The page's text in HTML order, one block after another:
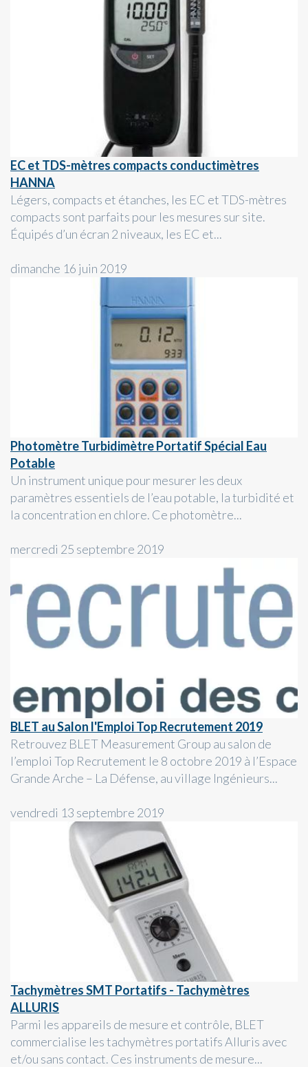
EC et TDS-mètres compacts conductimètres
HANNA
Légers, compacts et étanches, les EC et TDS-mètres
compacts sont parfaits pour les mesures sur site.
Équipés d’un écran 2 niveaux, les EC et...
dimanche 16 juin 2019
Photomètre Turbidimètre Portatif Spécial Eau
Potable
Un instrument unique pour mesurer les deux
paramètres essentiels de l’eau potable, la turbidité et
la concentration en chlore. Ce photomètre...
mercredi 25 septembre 2019
BLET au Salon l'Emploi Top Recrutement 2019
Retrouvez BLET Measurement Group au salon de
l’emploi Top Recrutement le 8 octobre 2019 à l’Espace
Grande Arche – La Défense, au village Ingénieurs...
vendredi 13 septembre 2019
Tachymètres SMT Portatifs - Tachymètres
ALLURIS
Parmi les appareils de mesure et contrôle, BLET
commercialise les tachymètres portatifs Alluris avec
et/ou sans contact. Ces instruments de mesure...